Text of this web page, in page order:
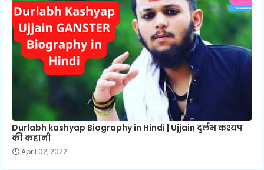
Durlabh kashyap Biography in Hindi | Ujjain दुर्लभ कश्यप
की कहानी
April 02, 2022